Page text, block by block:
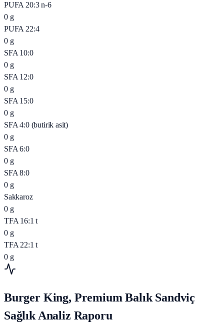
PUFA 20:3 n-6
0 g
PUFA 22:4
0 g
SFA 10:0
0 g
SFA 12:0
0 g
SFA 15:0
0 g
SFA 4:0 (butirik asit)
0 g
SFA 6:0
0 g
SFA 8:0
0 g
Sakkaroz
0 g
TFA 16:1 t
0 g
TFA 22:1 t
0 g
Burger King, Premium Balık Sandviç
Sağlık Analiz Raporu